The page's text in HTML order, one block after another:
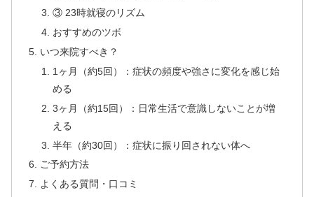
③ 23時就寝のリズム
おすすめのツボ
いつ来院すべき？
1ヶ月（約5回）：症状の頻度や強さに変化を感じ始
める
3ヶ月（約15回）：日常生活で意識しないことが増
える
半年（約30回）：症状に振り回されない体へ
ご予約方法
よくある質問・口コミ